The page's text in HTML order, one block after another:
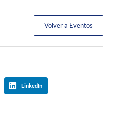
Volver a Eventos
LinkedIn